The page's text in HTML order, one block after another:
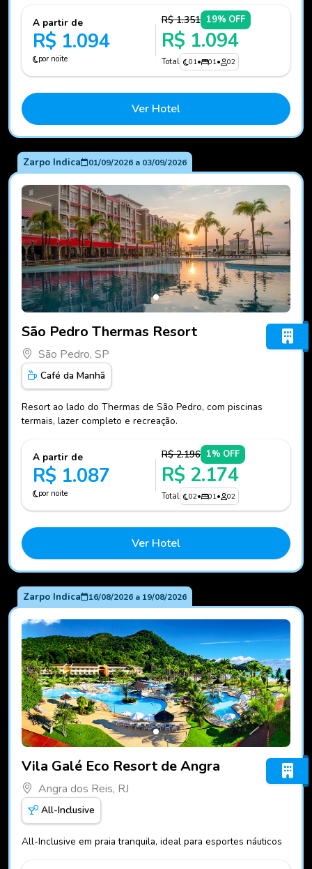
A partir de
R$ 1.094
por noite
R$ 1.351 19% OFF
R$ 1.094
Total 01• 01• 02
Ver Hotel
Zarpo Indica 01/09/2026a 03/09/2026
São Pedro Thermas Resort
São Pedro, SP
Café da Manhã
Resort ao lado do Thermas de São Pedro, com piscinas
termais, lazer completo e recreação.
A partir de
R$ 1.087
por noite
R$ 2.196 1% OFF
R$ 2.174
Total 02• 01• 02
Ver Hotel
Zarpo Indica 16/08/2026a 19/08/2026
Vila Galé Eco Resort de Angra
Angra dos Reis, RJ
All-Inclusive
All-Inclusive em praia tranquila, ideal para esportes náuticos